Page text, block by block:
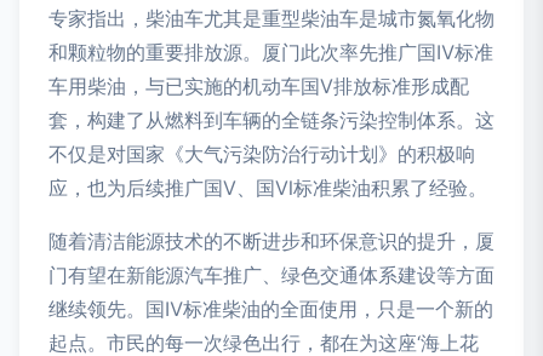
专家指出，柴油车尤其是重型柴油车是城市氮氧化物
和颗粒物的重要排放源。厦门此次率先推广国Ⅳ标准
车用柴油，与已实施的机动车国Ⅴ排放标准形成配
套，构建了从燃料到车辆的全链条污染控制体系。这
不仅是对国家《大气污染防治行动计划》的积极响
应，也为后续推广国Ⅴ、国Ⅵ标准柴油积累了经验。
随着清洁能源技术的不断进步和环保意识的提升，厦
门有望在新能源汽车推广、绿色交通体系建设等方面
继续领先。国Ⅳ标准柴油的全面使用，只是一个新的
起点。市民的每一次绿色出行，都在为这座‘海上花